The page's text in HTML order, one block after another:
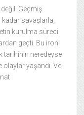
Geçmiş
savaşlarla,
kurulma süreci
geçti. Bu ironi
tarihinin neredeyse
yaşandı. Ve